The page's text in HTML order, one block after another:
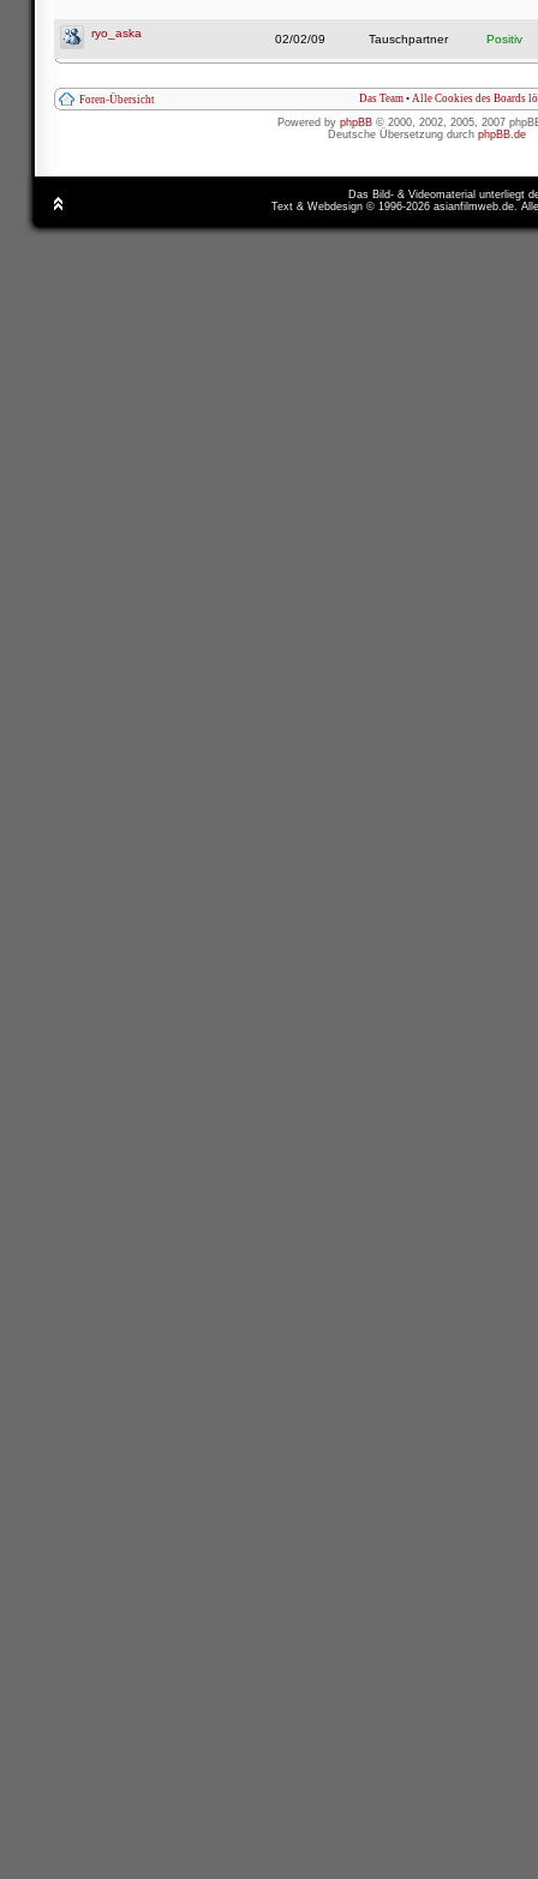
ryo_aska 02/02/09 Tauschpartner Positiv
Foren-Übersicht Das Team • Alle Cookies des Boards
Powered by phpBB © 2000, 2002, 2005, 2007
Deutsche Übersetzung durch phpBB.de
Das Bild- & Videomaterial unterliegt
Text & Webdesign © 1996-2026 asianfilmweb.de.